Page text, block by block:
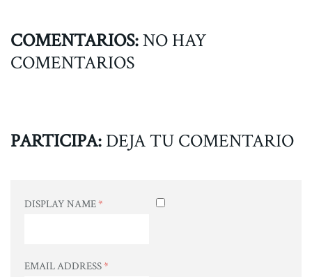
COMENTARIOS:NO HAY
COMENTARIOS
PARTICIPA: DEJA TU COMENTARIO
DISPLAY NAME*
EMAIL ADDRESS*